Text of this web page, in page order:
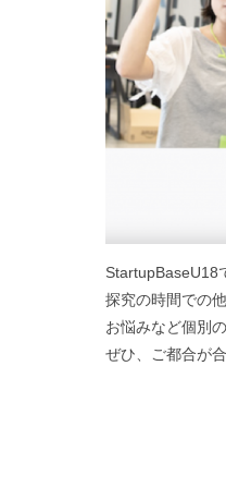
StartupBaseU18
探究の時間での
お悩みなど個別
ぜひ、ご都合が